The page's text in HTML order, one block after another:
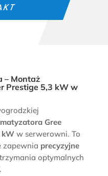
– Montaż
Prestige 5,3 kW w
Gree
kWw serwerowni. To
zapewnia precyzyjne
optymalnych